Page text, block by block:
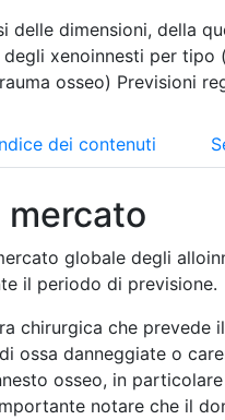
delle dimensioni, della
xenoinnesti per
osseo) Previsioni
dei contenuti
mercato
globale degli
il periodo di previsione.
chirurgica che
ossa danneggiate o
osseo, in
notare che il